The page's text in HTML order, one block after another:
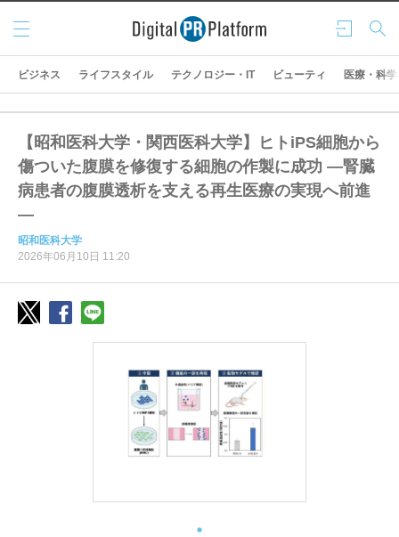
ログ
イン
検索
メニ
ュー
ビジネス ライフスタイル テクノロジー・IT ビューティ 医療・科学
【昭和医科大学・関西医科大学】ヒトiPS細胞から
傷ついた腹膜を修復する細胞の作製に成功 ―腎臓
病患者の腹膜透析を支える再生医療の実現へ前進
―
昭和医科大学
2026年06月10日 11:20